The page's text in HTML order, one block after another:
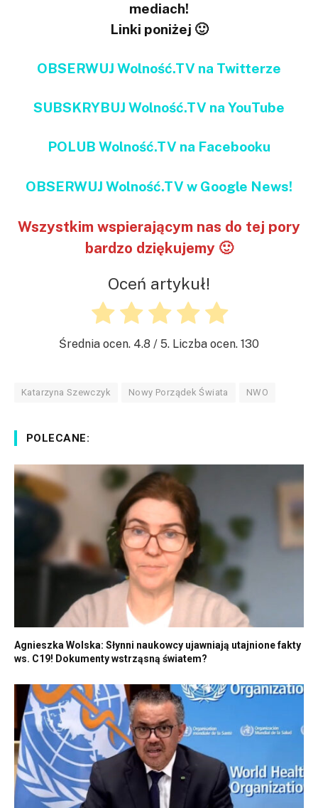
mediach!
Linki poniżej 🙂
OBSERWUJ Wolność.TV na Twitterze
SUBSKRYBUJ Wolność.TV na YouTube
POLUB Wolność.TV na Facebooku
OBSERWUJ Wolność.TV w Google News!
Wszystkim wspierającym nas do tej pory
bardzo dziękujemy 🙂
Oceń artykuł!
Średnia ocen. 4.8 / 5. Liczba ocen. 130
Katarzyna Szewczyk Nowy Porządek Świata NWO
POLECANE:
Agnieszka Wolska: Słynni naukowcy ujawniają utajnione fakty
ws. C19! Dokumenty wstrząsną światem?